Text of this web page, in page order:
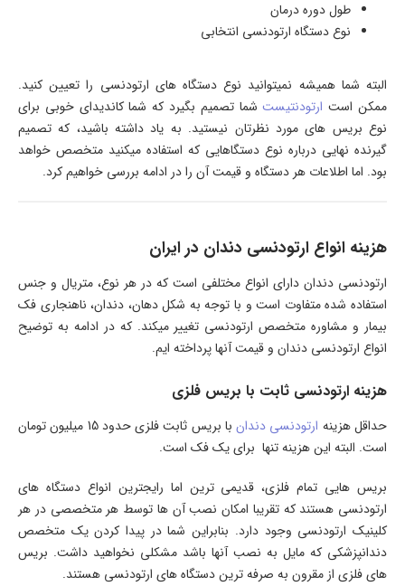
طول دوره درمان
نوع دستگاه ارتودنسی انتخابی
البته شما همیشه نمیتوانید نوع دستگاه های ارتودنسی را تعیین کنید.
ممکن است ارتودنتیستشما تصمیم بگیرد که شما کاندیدای خوبی برای
نوع بریس های مورد نظرتان نیستید. به یاد داشته باشید، که تصمیم
گیرنده نهایی درباره نوع دستگاهایی که استفاده میکنید متخصص خواهد
بود. اما اطلاعات هر دستگاه و قیمت آن را در ادامه بررسی خواهیم کرد.
هزینه انواع ارتودنسی دندان در ایران
ارتودنسی دندان دارای انواع مختلفی است که در هر نوع، متریال و جنس
استفاده شده متفاوت است و با توجه به شکل دهان، دندان، ناهنجاری فک
بیمار و مشاوره متخصص ارتودنسی تغییر میکند. که در ادامه به توضیح
انواع ارتودنسی دندان و قیمت آنها پرداخته ایم.
هزینه ارتودنسی ثابت با بریس فلزی
حداقل هزینه ارتودنسی دندان
با بریس ثابت فلزی حدود 15 میلیون تومان
است. البته این هزینه تنها برای یک فک است.
بریس هایی تمام فلزی، قدیمی ترین اما رایجترین انواع دستگاه های
ارتودنسی هستند که تقریبا امکان نصب آن ها توسط هر متخصصی در هر
کلینیک ارتودنسی وجود دارد. بنابراین شما در پیدا کردن یک متخصص
دندانپزشکی که مایل به نصب آنها باشد مشکلی نخواهید داشت. بریس
های فلزی از مقرون به صرفه ترین دستگاه های ارتودنسی هستند.